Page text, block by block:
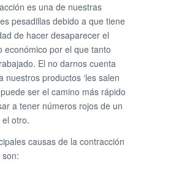
es una de nuestras
pesadillas debido a que tiene
de hacer desaparecer el
económico por el que tanto
El no darnos cuenta
nuestros productos ‘les salen
puede ser el camino más rápido
a tener números rojos de un
otro.
causas de la contracción